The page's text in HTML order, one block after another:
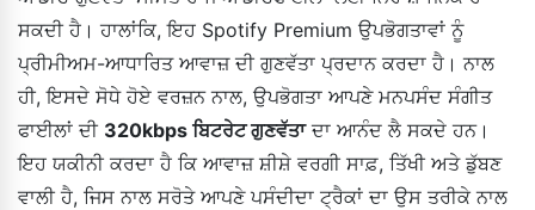
ਸਕਦੀ ਹੈ। ਹਾਲਾਂਕਿ, ਇਹ Spotify Premium ਉਪਭੋਗਤਾਵਾਂ ਨੂੰ
ਪ੍ਰੀਮੀਅਮ-ਆਧਾਰਿਤ ਆਵਾਜ਼ ਦੀ ਗੁਣਵੱਤਾ ਪ੍ਰਦਾਨ ਕਰਦਾ ਹੈ। ਨਾਲ
ਹੀ, ਇਸਦੇ ਸੋਧੇ ਹੋਏ ਵਰਜ਼ਨ ਨਾਲ, ਉਪਭੋਗਤਾ ਆਪਣੇ ਮਨਪਸੰਦ ਸੰਗੀਤ
ਫਾਈਲਾਂ ਦੀ 320kbps ਬਿਟਰੇਟ ਗੁਣਵੱਤਾਦਾ ਆਨੰਦ ਲੈ ਸਕਦੇ ਹਨ।
ਇਹ ਯਕੀਨੀ ਕਰਦਾ ਹੈ ਕਿ ਆਵਾਜ਼ ਸ਼ੀਸ਼ੇ ਵਰਗੀ ਸਾਫ਼, ਤਿੱਖੀ ਅਤੇ ਡੁੱਬਣ
ਵਾਲੀ ਹੈ, ਜਿਸ ਨਾਲ ਸਰੋਤੇ ਆਪਣੇ ਪਸੰਦੀਦਾ ਟ੍ਰੈਕਾਂ ਦਾ ਉਸ ਤਰੀਕੇ ਨਾਲ